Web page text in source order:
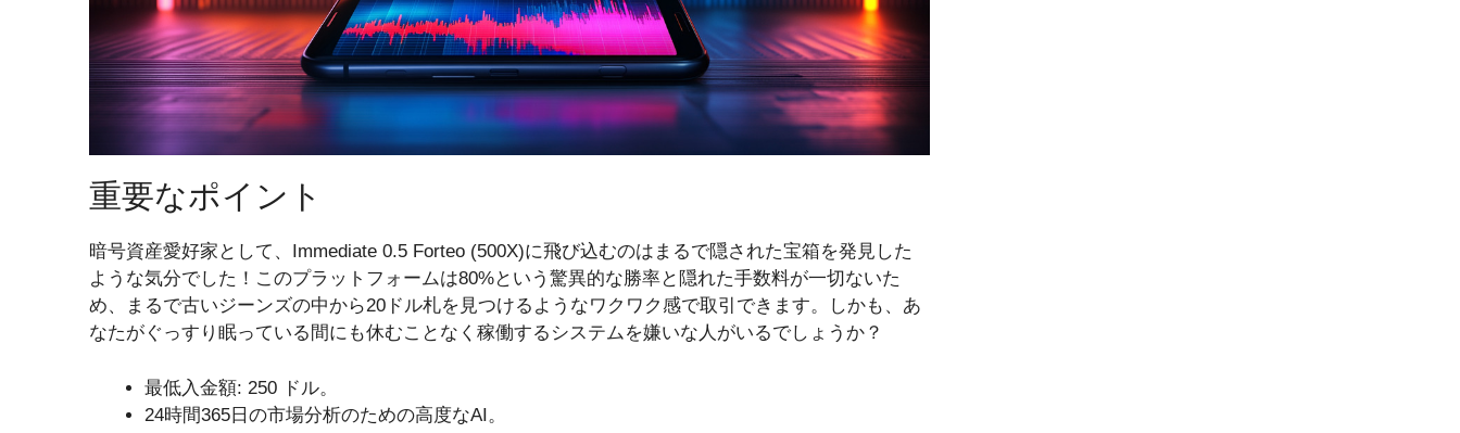
重要なポイント
暗号資産愛好家として、Immediate 0.5 Forteo (500X)に飛び込むのはまるで隠された宝箱を発見した
ような気分でした！このプラットフォームは80%という驚異的な勝率と隠れた手数料が一切ないた
め、まるで古いジーンズの中から20ドル札を見つけるようなワクワク感で取引できます。しかも、あ
なたがぐっすり眠っている間にも休むことなく稼働するシステムを嫌いな人がいるでしょうか？
最低入金額: 250 ドル。
24時間365日の市場分析のための高度なAI。